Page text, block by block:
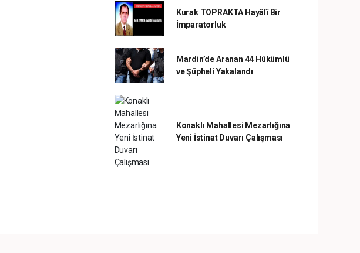
Kurak TOPRAKTA Hayâlî Bir
İmparatorluk
Mardin’de Aranan 44 Hükümlü
ve Şüpheli Yakalandı
Konaklı Mahallesi Mezarlığına
Yeni İstinat Duvarı Çalışması